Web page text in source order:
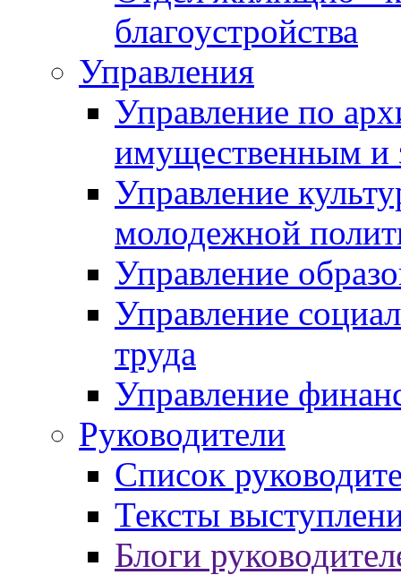
благоустройства
Управления
Управление по
имущественным и
Управление
молодежной
Управление
Управление
труда
Управление
Руководители
Список
Тексты
Блоги